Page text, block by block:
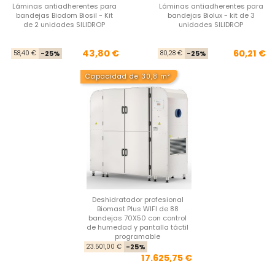
Láminas antiadherentes para
bandejas Biodom Biosil - Kit
de 2 unidades SILIDROP
Precio base
58,40 € -25% Precio
43,80 €
Láminas antiadherentes para
bandejas Biolux - kit de 3
unidades SILIDROP
80,28 € -25% 60,21 €
Capacidad de 30,8 m²
Deshidratador profesional
Biomast Plus WIFI de 88
bandejas 70X50 con control
de humedad y pantalla táctil
programable
23.501,00 € -25%
17.625,75 €